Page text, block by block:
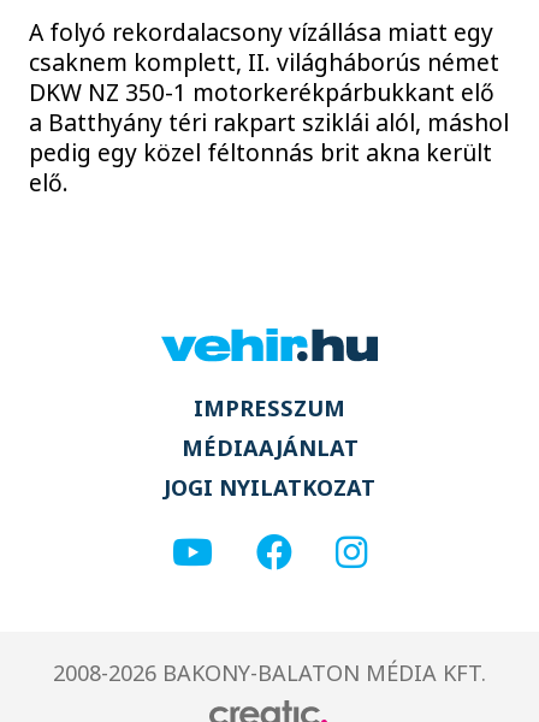
A folyó rekordalacsony vízállása miatt egy
csaknem komplett, II. világháborús német
DKW NZ 350-1 motorkerékpárbukkant elő
a Batthyány téri rakpart sziklái alól, máshol
pedig egy közel féltonnás brit akna került
elő.
IMPRESSZUM
MÉDIAAJÁNLAT
JOGI NYILATKOZAT
2008-2026 BAKONY-BALATON MÉDIA KFT.